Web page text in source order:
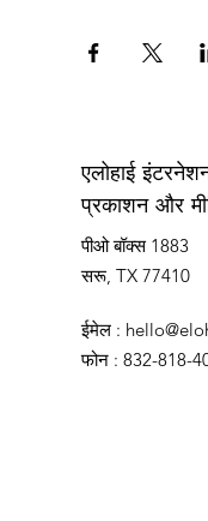
एलोहाई
प्रकाशन और
पीओ बॉक्स 1883
सरू, TX 77410
ईमेल :
फोन : 832-818-